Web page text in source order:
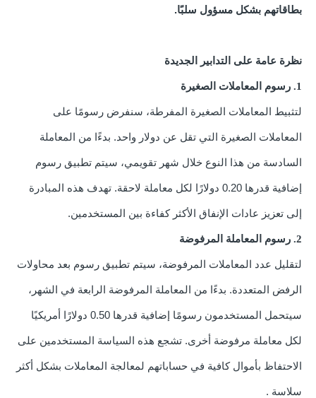
بطاقاتهم بشكل مسؤول سلبًا.
نظرة عامة على التدابير الجديدة
1. رسوم المعاملات الصغيرة
لتثبيط المعاملات الصغيرة المفرطة، سنفرض رسومًا على
المعاملات الصغيرة التي تقل عن دولار واحد. بدءًا من المعاملة
السادسة من هذا النوع خلال شهر تقويمي، سيتم تطبيق رسوم
إضافية قدرها 0.20 دولارًا لكل معاملة لاحقة. تهدف هذه المبادرة
إلى تعزيز عادات الإنفاق الأكثر كفاءة بين المستخدمين.
2. رسوم المعاملة المرفوضة
لتقليل عدد المعاملات المرفوضة، سيتم تطبيق رسوم بعد محاولات
الرفض المتعددة. بدءًا من المعاملة المرفوضة الرابعة في الشهر،
سيتحمل المستخدمون رسومًا إضافية قدرها 0.50 دولارًا أمريكيًا
لكل معاملة مرفوضة أخرى. تشجع هذه السياسة المستخدمين على
الاحتفاظ بأموال كافية في حساباتهم لمعالجة المعاملات بشكل أكثر
سلاسة .